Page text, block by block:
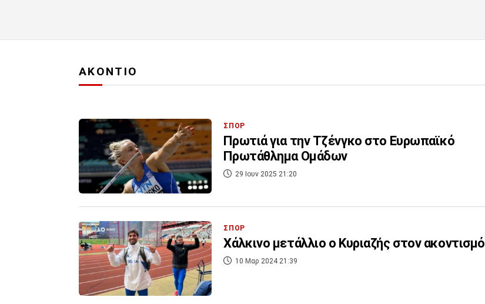
ΑΚΟΝΤΙΟ
ΣΠΟΡ
Πρωτιά για την Τζένγκο στο Ευρωπαϊκό
Πρωτάθλημα Ομάδων
29 Ιουν 2025 21:20
ΣΠΟΡ
Χάλκινο μετάλλιο ο Κυριαζής στον ακοντισμό
10 Μαρ 2024 21:39